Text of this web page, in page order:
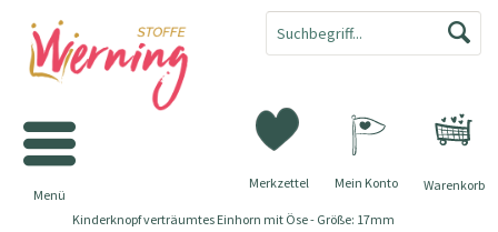
Warenkorb
Merkzettel Mein Konto
Menü
Kinderknopf verträumtes Einhorn mit Öse - Größe: 17mm